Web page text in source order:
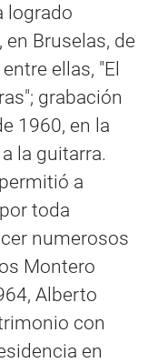
logrado
Bruselas, de
ellas, "El
grabación
1960, en la
la guitarra.
a
toda
numerosos
Montero
Alberto
con
en